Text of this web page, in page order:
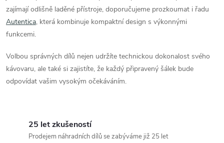
ý
p
i
s
zajímají odlišně laděné přístroje, doporučujeme prozkoumat i řadu
Autentica, která kombinuje kompaktní design s výkonnými
funkcemi.
Volbou správných dílů nejen udržíte technickou dokonalost svého
kávovaru, ale také si zajistíte, že každý připravený šálek bude
odpovídat vašim vysokým očekáváním.
25 let zkušeností
Prodejem náhradních dílů se zabýváme již 25 let